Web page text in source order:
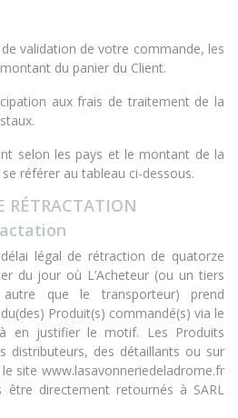
validation de votre commande, les
du panier du Client.
aux frais de traitement de la
selon les pays et le montant de la
référer au tableau ci-dessous.
délai légal de rétraction de quatorze
du jour où L’Acheteur (ou un tiers
autre que le transporteur) prend
Produit(s) commandé(s) via le
en justifier le motif. Les Produits
distributeurs, des détaillants ou sur
site www.lasavonneriedeladrome.fr
être directement retournés à SARL